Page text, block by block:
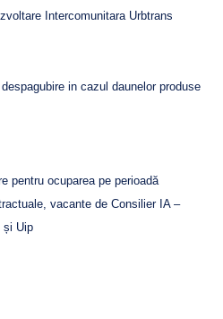
Intercomunitara Urbtrans
in cazul daunelor produse
pentru ocuparea pe perioadă
vacante de Consilier IA –
și Uip